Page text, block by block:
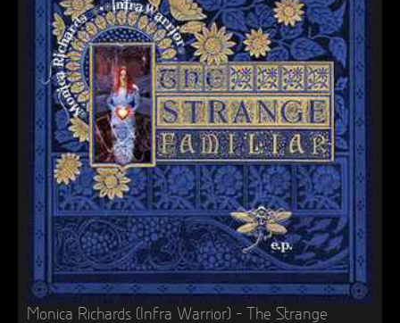
Monica Richards (Infra Warrior) – The Strange